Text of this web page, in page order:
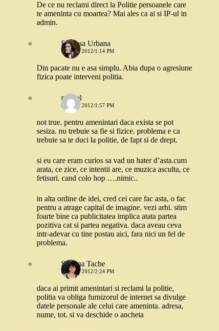
De ce nu reclami direct la Politie persoanele care
te ameninta cu moartea? Mai ales ca ai si IP-ul in
admin.
Printesa Urbana
6 IULIE 2012/1:14 PM
Din pacate nu e asa simplu. Abia dupa o agresiune
fizica poate interveni politia.
marcel
6 IULIE 2012/1:57 PM
not true. pentru amenintari daca exista se pot
sesiza. nu trebuie sa fie si fizice. problema e ca
trebuie sa te duci la politie, de fapt si de drept.
si eu care eram curios sa vad un hater d’asta.cum
arata, ce zice, ce intentii are, ce muzica asculta, ce
fetisuri. cand colo hop ….nimic..
in alta ordine de idei, cred cei care fac asta, o fac
pentru a atrage capital de imagine. vezi arhi. stim
foarte bine ca publicitatea implica atata partea
pozitiva cat si partea negativa. daca aveau ceva
intr-adevar cu tine postau aici, fara nici un fel de
problema.
Simona Tache
6 IULIE 2012/2:24 PM
daca ai primit amenintari si reclami la politie,
politia va obliga furnizorul de internet sa divulge
datele personale ale celui care ameninta. adresa,
nume, tot. si va deschide o ancheta